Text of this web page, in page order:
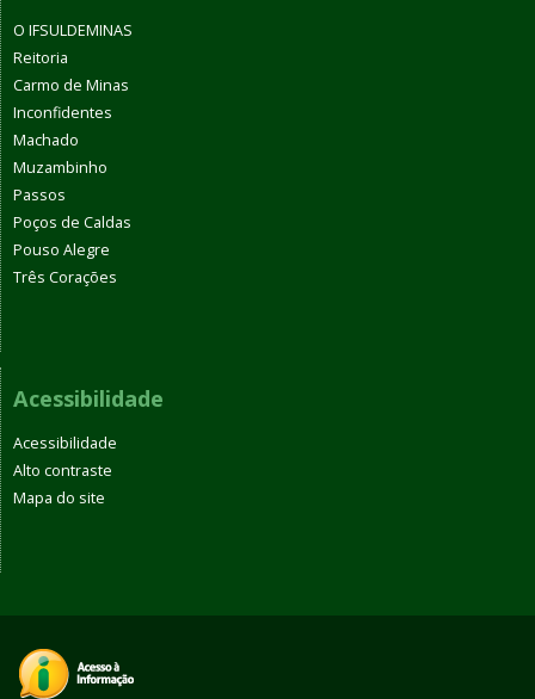
O IFSULDEMINAS
Reitoria
Carmo de Minas
Inconfidentes
Machado
Muzambinho
Passos
Poços de Caldas
Pouso Alegre
Três Corações
Acessibilidade
Acessibilidade
Alto contraste
Mapa do site